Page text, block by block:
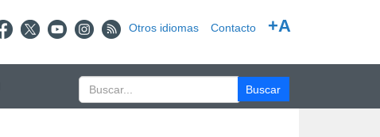
Otros idiomas Contacto +A